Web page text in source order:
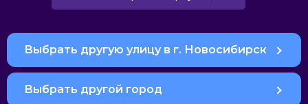
Выбрать другую улицу в г. Новосибирск
Выбрать другой город